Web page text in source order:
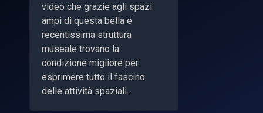
video che grazie agli spazi
ampi di questa bella e
recentissima struttura
museale trovano la
condizione migliore per
esprimere tutto il fascino
delle attività spaziali.